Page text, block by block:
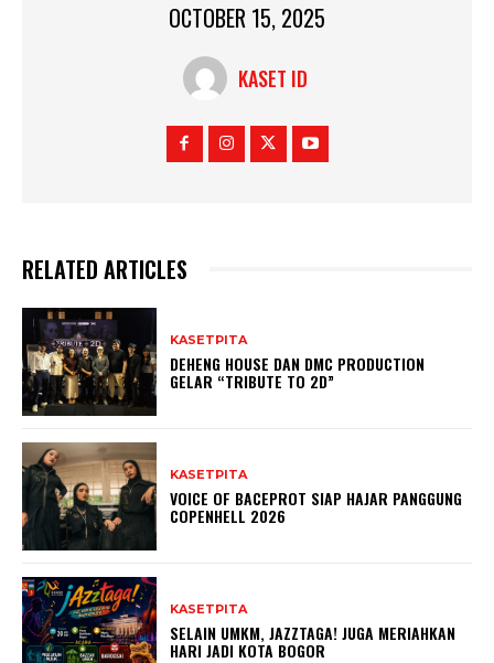
OCTOBER 15, 2025
KASET ID
RELATED ARTICLES
KASETPITA
DEHENG HOUSE DAN DMC PRODUCTION
GELAR “TRIBUTE TO 2D”
KASETPITA
VOICE OF BACEPROT SIAP HAJAR PANGGUNG
COPENHELL 2026
KASETPITA
SELAIN UMKM, JAZZTAGA! JUGA MERIAHKAN
HARI JADI KOTA BOGOR